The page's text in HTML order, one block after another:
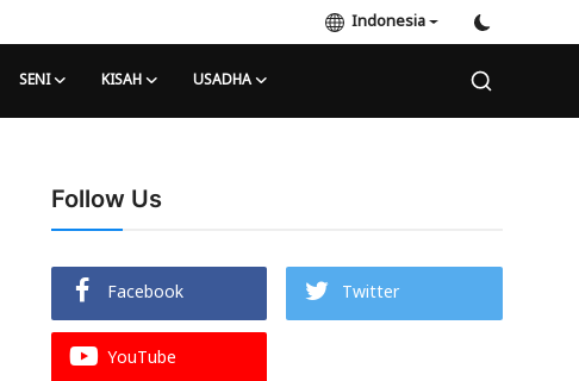
Indonesia
SENI KISAH USADHA
Follow Us
Facebook
Twitter
YouTube